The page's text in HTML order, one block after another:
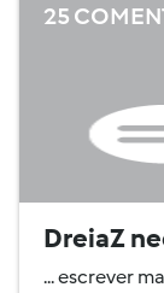
25
DreiaZ
... escrever